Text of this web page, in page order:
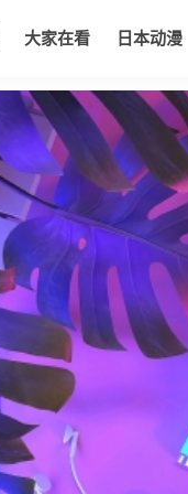
大家在看 日本动漫
国产动漫 欧美动漫